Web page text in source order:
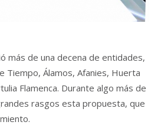
más de una decena de entidades,
Tiempo, Álamos, Afanies, Huerta
Flamenca. Durante algo más de
rasgos esta propuesta, que